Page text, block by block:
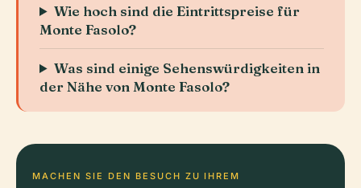
Wie hoch sind die Eintrittspreise für
Monte Fasolo?
Was sind einige Sehenswürdigkeiten in
der Nähe von Monte Fasolo?
MACHEN SIE DEN BESUCH ZU IHREM